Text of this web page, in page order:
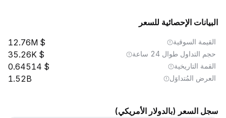
البيانات الإحصائية للسعر
القيمة السوقية 12.76M
حجم التداول طوال 24 ساعة 35.26K
القمة التاريخية 0.64514
العرض المُتداوَل 1.52B
سجل السعر (بالدولار الأمريكي)